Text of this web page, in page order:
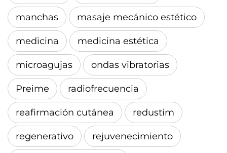
manchas masaje mecánico estético
medicina medicina estética
microagujas ondas vibratorias
Preime radiofrecuencia
reafirmación cutánea redustim
regenerativo rejuvenecimiento